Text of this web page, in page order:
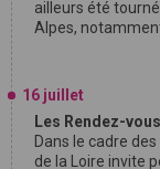
ailleurs été
Alpes,
16 juillet
Les Rendez-
Dans le cadre
de la Loire invite